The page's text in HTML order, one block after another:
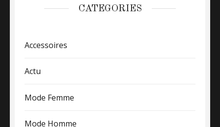
CATEGORIES
Accessoires
Actu
Mode Femme
Mode Homme